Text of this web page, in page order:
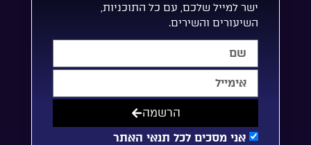
ישר למייל שלכם, עם כל התוכניות,
השיעורים והשירים.
אני מסכים לכל תנאי האתר
הרשמה